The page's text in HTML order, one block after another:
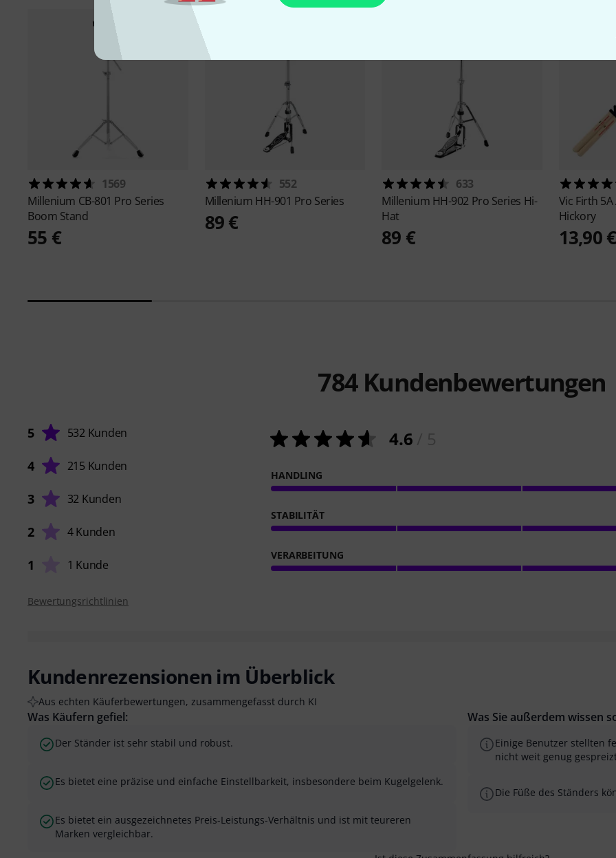
1569
Millenium CB-801 Pro Series
Boom Stand
55 €
552
Millenium HH-901 Pro Series
89 €
633
Millenium HH-902 Pro Series Hi-
Hat
89 €
Vic Firth
Hickory
13,90 €
784Kundenbewertungen
5 532 Kunden
4 215 Kunden
3 32 Kunden
2 4 Kunden
1 1 Kunde
4.6
HANDLING
STABILITÄT
VERARBEITUNG
Bewertungsrichtlinien
Kundenrezensionen im Überblick
Aus echten Käuferbewertungen, zusammengefasst durch KI
Was Käufern gefiel:
Der Ständer ist sehr stabil und robust.
Es bietet eine präzise und einfache Einstellbarkeit, insbesondere beim Kugelgelenk.
Es bietet ein ausgezeichnetes Preis-Leistungs-Verhältnis und ist mit teureren
Marken vergleichbar.
Was Sie außerdem wissen
Einige Benutzer stellten
nicht weit genug
Die Füße des Ständers